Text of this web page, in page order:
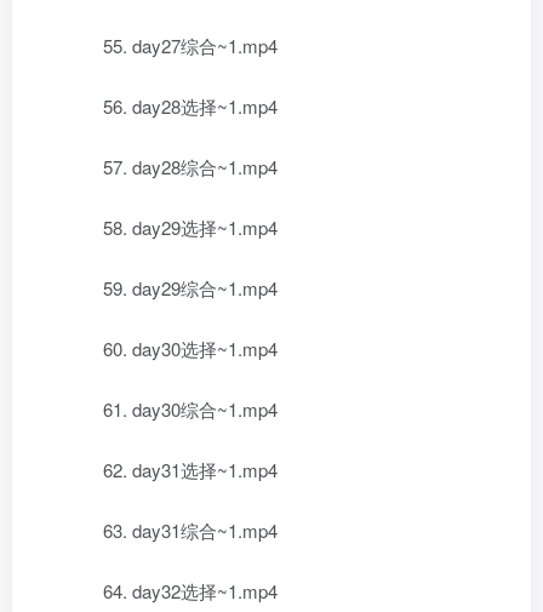
55. day27综合~1.mp4
56. day28选择~1.mp4
57. day28综合~1.mp4
58. day29选择~1.mp4
59. day29综合~1.mp4
60. day30选择~1.mp4
61. day30综合~1.mp4
62. day31选择~1.mp4
63. day31综合~1.mp4
64. day32选择~1.mp4